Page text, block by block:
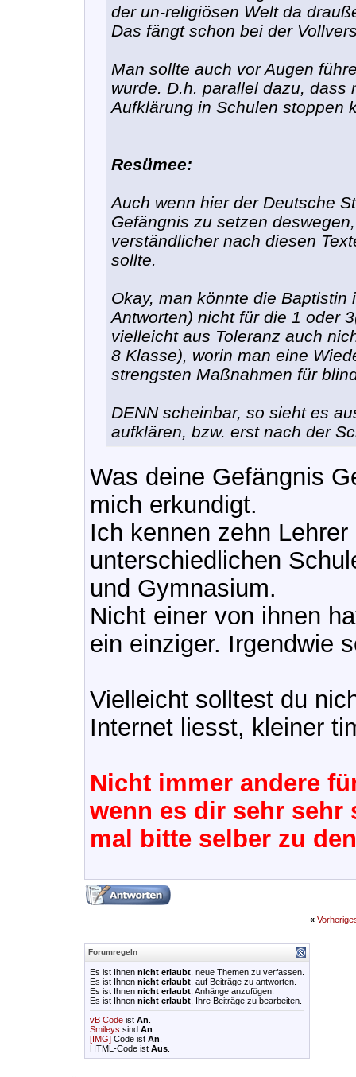
der un-religiösen Welt da
Das fängt schon bei der
Man sollte auch vor Augen
wurde. D.h. parallel dazu, dass
Aufklärung in Schulen stoppen
Resümee:
Auch wenn hier der Deutsche
Gefängnis zu setzen
verständlicher nach diesen
sollte.
Okay, man könnte die
Antworten) nicht für die 1 oder
vielleicht aus Toleranz auch
8 Klasse), worin man eine
strengsten Maßnahmen für
DENN scheinbar, so sieht es
aufklären, bzw. erst nach der
Was deine Gefängnis
mich erkundigt.
Ich kennen zehn Lehrer
unterschiedlichen
und Gymnasium.
Nicht einer von ihnen
ein einziger. Irgendwie
Vielleicht solltest du
Internet liesst, kleiner
Nicht immer andere
wenn es dir sehr sehr
mal bitte selber zu
«
Forumregeln
Es ist Ihnen nicht erlaubt , neue Themen zu verfassen.
Es ist Ihnen nicht erlaubt , auf Beiträge zu antworten.
Es ist Ihnen nicht erlaubt , Anhänge anzufügen.
Es ist Ihnen nicht erlaubt , Ihre Beiträge zu bearbeiten.
vB Code ist An
Smileys sind An
[IMG] Code ist An
HTML-Code ist Aus